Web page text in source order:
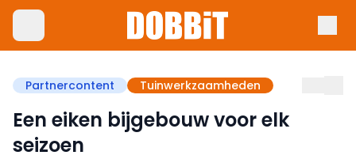
Partnercontent Tuinwerkzaamheden
Een eiken bijgebouw voor elk
seizoen